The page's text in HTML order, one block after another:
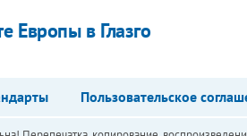
Европы в Глазго
Пользовательское